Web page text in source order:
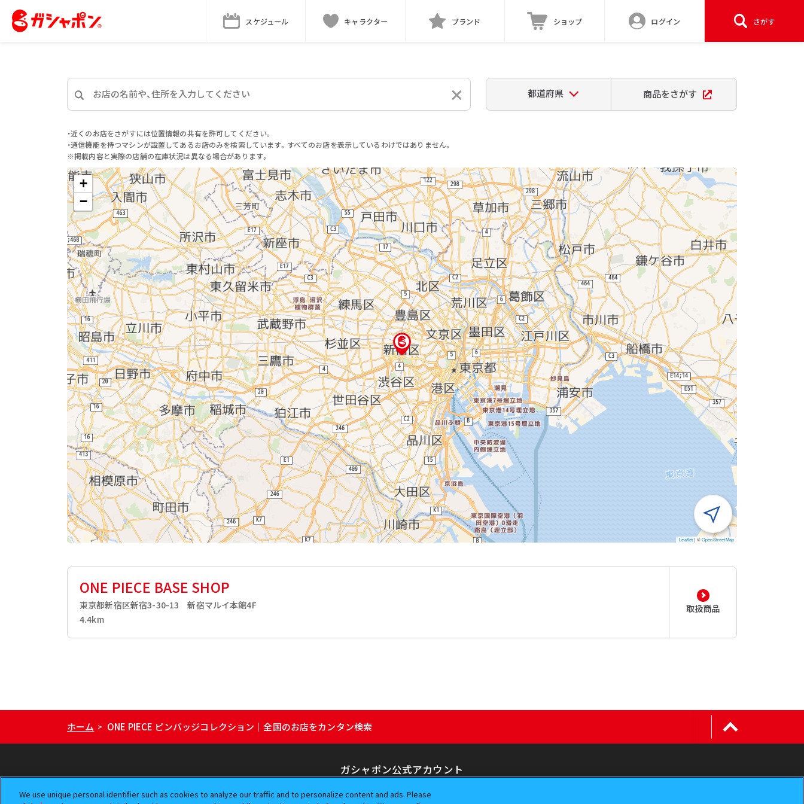
スケジュール キャラクター ブランド ショップ ログイン さがす
都道府県 商品をさがす
・近くのお店をさがすには位置情報の共有を許可してください。
・通信機能を持つマシンが設置してあるお店のみを検索しています。すべてのお店を表示しているわけではありません。
※掲載内容と実際の店舗の在庫状況は異なる場合があります。
+
−
Leaflet | ©OpenStreetMap
ONE PIECE BASE SHOP
東京都新宿区新宿3-30-13 新宿マルイ本館4F
4.4km
取扱商品
ホーム > ONE PIECE ピンバッジコレクション｜全国のお店をカンタン検索
ガシャポン公式アカウント
We use unique personal identifier such as cookies to analyze our traffic and to personalize content and ads. Please